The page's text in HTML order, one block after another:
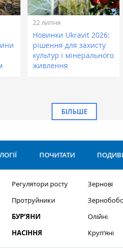
22 липня
Новинки Ukravit 2026:
рішення для захисту
культур і мінерального
живлення
БІЛЬШЕ
ПОЧИТАТИ
Регулятори росту
Протруйники
БУР’ЯНИ
НАСІННЯ
Зернові
Олійні
Круп’яні